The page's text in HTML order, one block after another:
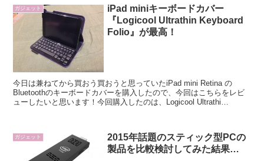
ガジェット
iPad miniキーボードカバー
『Logicool Ultrathin Keyboard
Folio』が最高！
今日は兼ねてから買おう買おうと思っていたiPad mini Retina の
Bluetoothのキーボードカバーを購入したので、今回はこちらをレビ
ューしたいと思います！今回購入したのは、Logicool Ultrathi
ガジェット
2015年話題のスティック型PCの
製品を比較検討してみた結果…